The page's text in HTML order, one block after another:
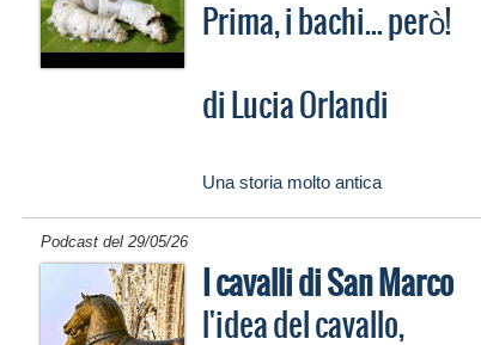
Prima, i bachi... però!
di Lucia Orlandi
Una storia molto antica
Podcast del 29/05/26
I cavalli di San Marco
l'idea del cavallo,